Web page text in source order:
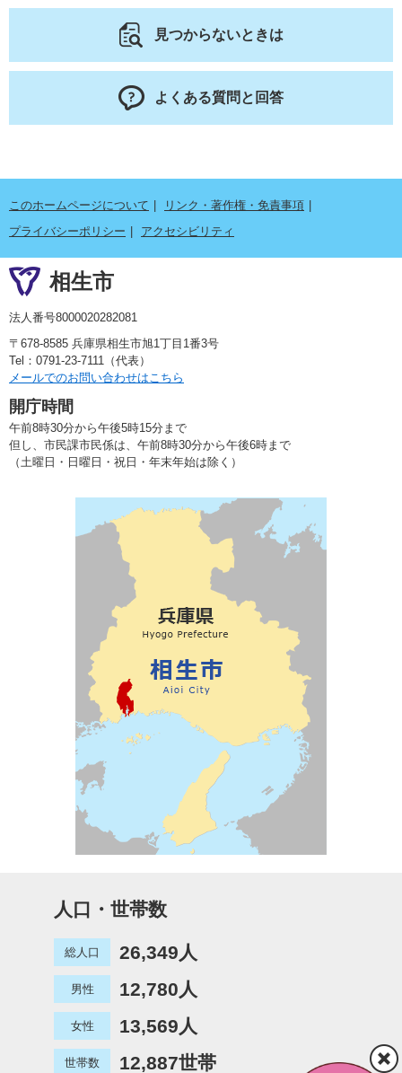
見つからないときは
よくある質問と回答
このホームページについて
リンク・著作権・免責事項
プライバシーポリシー
アクセシビリティ
相生市
法人番号8000020282081
〒678-8585 兵庫県相生市旭1丁目1番3号
Tel：0791-23-7111（代表）
メールでのお問い合わせはこちら
開庁時間
午前8時30分から午後5時15分まで
但し、市民課市民係は、午前8時30分から午後6時まで
（土曜日・日曜日・祝日・年末年始は除く）
人口・世帯数
総人口 26,349人
男性 12,780人
女性 13,569人
世帯数 12,887世帯